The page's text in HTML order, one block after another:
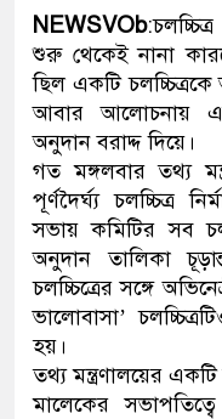
NEWSVOb
শুরু থেকেই নানা
ছিল একটি চলচ্চিত্রকে
আবার আলোচনায়
অনুদান বরাদ্দ দিয়ে।
গত মঙ্গলবার তথ্য
পূর্ণদৈর্ঘ্য চলচ্চিত্র
সভায় কমিটির সব
অনুদান তালিকা
চলচ্চিত্রের সঙ্গে
ভালোবাসা’
হয়।
তথ্য মন্ত্রণালয়ের
মালেকের